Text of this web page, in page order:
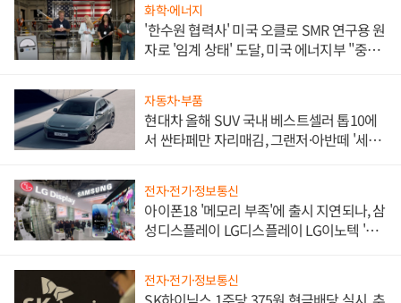
화학·에너지
'한수원 협력사' 미국 오클로 SMR 연구용 원
자로 '임계 상태' 도달, 미국 에너지부 "중요
자동차·부품
현대차 올해 SUV 국내 베스트셀러 톱10에
서 싼타페만 자리매김, 그랜저·아반떼 '세단
전자·전기·정보통신
아이폰18 '메모리 부족'에 출시 지연되나, 삼
성디스플레이 LG디스플레이 LG이노텍 '탈
전자·전기·정보통신